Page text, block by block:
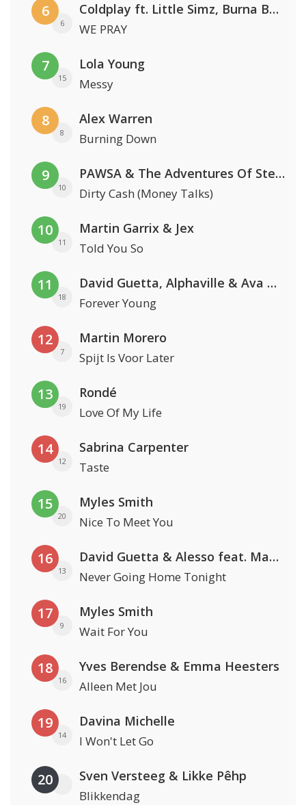
6
6
Coldplay ft. Little Simz, Burna Boy, Elyanna & Tini
WE PRAY
7
15
Lola Young
Messy
8
8
Alex Warren
Burning Down
9
10
PAWSA & The Adventures Of Stevie V
Dirty Cash (Money Talks)
10
11
Martin Garrix & Jex
Told You So
11
18
David Guetta, Alphaville & Ava Max
Forever Young
12
7
Martin Morero
Spijt Is Voor Later
13
19
Rondé
Love Of My Life
14
12
Sabrina Carpenter
Taste
15
20
Myles Smith
Nice To Meet You
16
13
David Guetta & Alesso feat. Madison Love
Never Going Home Tonight
17
9
Myles Smith
Wait For You
18
16
Yves Berendse & Emma Heesters
Alleen Met Jou
19
14
Davina Michelle
I Won't Let Go
20 Sven Versteeg & Likke Pêhp
Blikkendag